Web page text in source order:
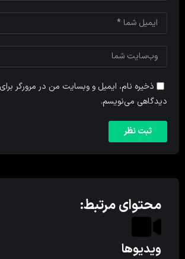
ذخیره نام، ایمیل و وبسایت من در مرورگر
دیدگاهی می‌نویسم.
محتوای مرتبط:
ویدیوها